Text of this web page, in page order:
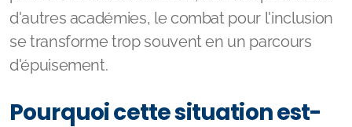
se transforme trop souvent en un parcours
d'épuisement.